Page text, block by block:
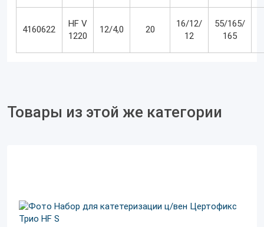
4160622
HF V
1220
12/4,0 20
16/12/
12
55/165/
165
Товары из этой же категории